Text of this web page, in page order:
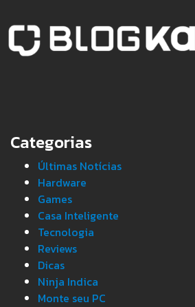
Categorias
Últimas Notícias
Hardware
Games
Casa Inteligente
Tecnologia
Reviews
Dicas
Ninja Indica
Monte seu PC